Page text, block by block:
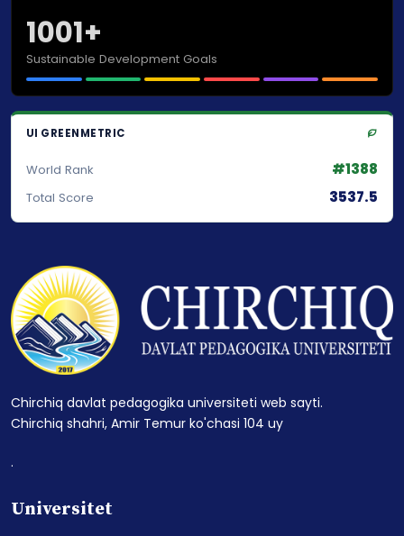
1001+
Sustainable Development Goals
UI GREENMETRIC
World Rank #1388
Total Score 3537.5
Chirchiq davlat pedagogika universiteti web sayti.
Chirchiq shahri, Amir Temur ko'chasi 104 uy
.
Universitet